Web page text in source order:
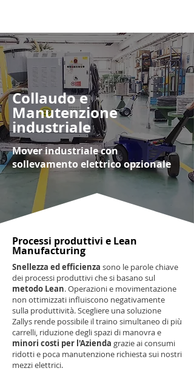
Collaudo e
Manutenzione
industriale
Mover industriale con
sollevamento elettrico opzionale
Processi produttivi e Lean
Manufacturing
Snellezza ed efficienza sono le parole chiave
dei processi produttivi che si basano sul
metodo Lean. Operazioni e movimentazione
non ottimizzati influiscono negativamente
sulla produttività. Scegliere una soluzione
Zallys rende possibile il traino simultaneo di più
carrelli, riduzione degli spazi di manovra e
minori costi per l'Azienda grazie ai consumi
ridotti e poca manutenzione richiesta sui nostri
mezzi elettrici.